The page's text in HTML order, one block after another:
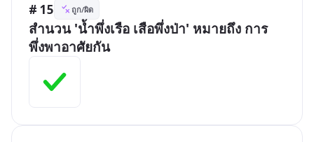
# 15 ถูก/ผิด
สำนวน 'น้ำพึ่งเรือ เสือพึ่งป่า' หมายถึง การ
พึ่งพาอาศัยกัน